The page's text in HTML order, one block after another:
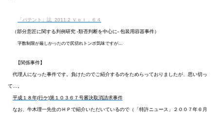
「パテント」誌 2011.2 Ｖｏｌ．６４
（部分意匠に関する判例研究 -類否判断を中心に- 包装用容器事件）
字数制限が厳しかったので尻切れトンボ気味ですが…
【関係事件】
代理人になった事件です。負けたのでご紹介するのをためらっておりましたが、思い切っ
て…。
平成１８年(行ケ)第１０３６７号審決取消請求事件
なお、牛木理一先生のＨＰで紹介いただいているので（「特許ニュース」２００７年６月